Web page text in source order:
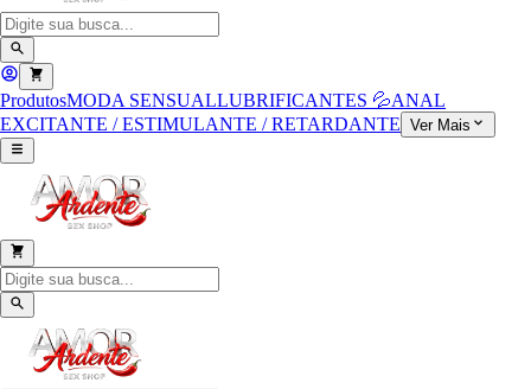
ProdutosMODA SENSUALLUBRIFICANTES 💦ANAL
EXCITANTE / ESTIMULANTE / RETARDANTE Ver Mais